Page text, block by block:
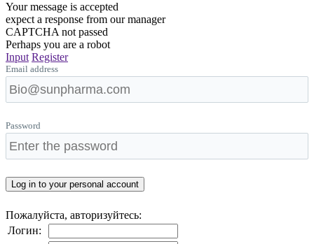
Your message is accepted
expect a response from our manager
CAPTCHA not passed
Perhaps you are a robot
Input Register
Email address
Password
Пожалуйста, авторизуйтесь:
Логин: